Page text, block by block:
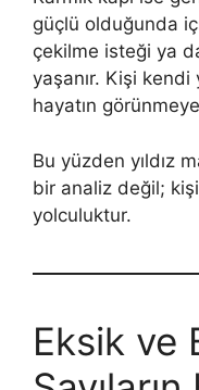
güçlü olduğunda
çekilme isteği ya
yaşanır. Kişi
hayatın
Bu yüzden yıldız
bir analiz değil;
yolculuktur.
Eksik ve